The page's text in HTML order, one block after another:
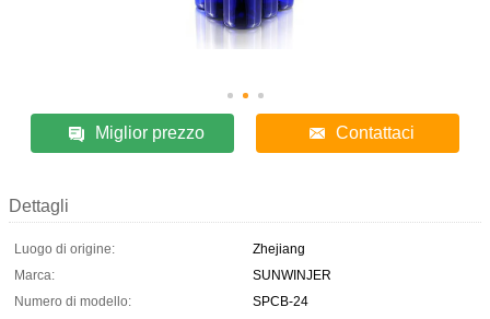
Miglior prezzo Contattaci
Dettagli
Luogo di origine:
Zhejiang
Marca:
SUNWINJER
Numero di modello:
SPCB-24